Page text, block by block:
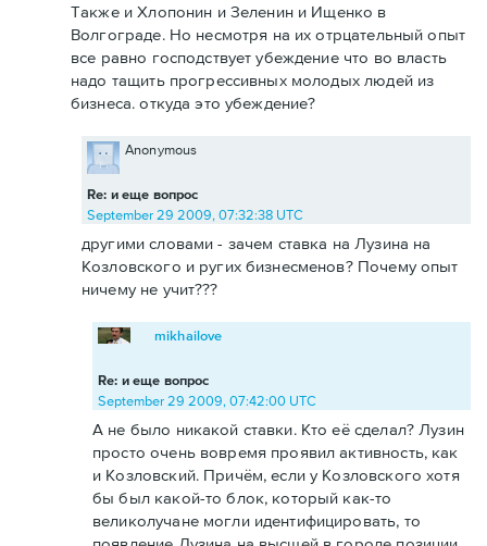
Также и Хлопонин и Зеленин и Ищенко в
Волгограде. Но несмотря на их отрцательный опыт
все равно господствует убеждение что во власть
надо тащить прогрессивных молодых людей из
бизнеса. откуда это убеждение?
Re: и еще вопрос
Anonymous
September 29 2009, 07:32:38 UTC
другими словами - зачем ставка на Лузина на
Козловского и ругих бизнесменов? Почему опыт
ничему не учит???
Re: и еще вопрос
mikhailove
September 29 2009, 07:42:00 UTC
А не было никакой ставки. Кто её сделал? Лузин
просто очень вовремя проявил активность, как
и Козловский. Причём, если у Козловского хотя
бы был какой-то блок, который как-то
великолучане могли идентифицировать, то